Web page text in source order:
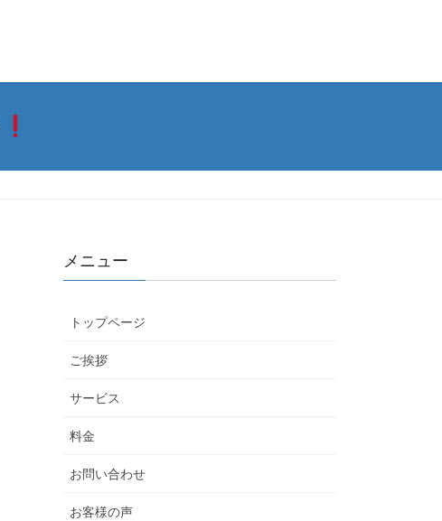
メニュー
トップページ
ご挨拶
サービス
料金
お問い合わせ
お客様の声